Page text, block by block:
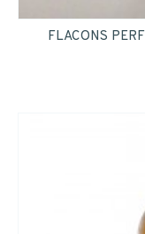
FLACONS